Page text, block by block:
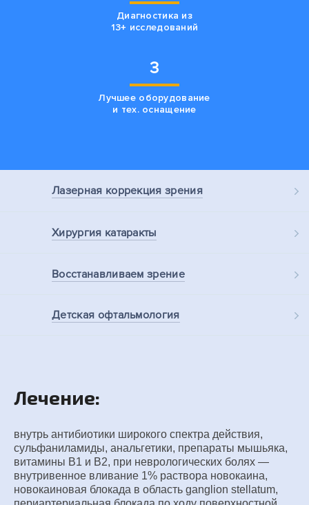
Диагностика из
13+ исследований
3
Лучшее оборудование
и тех. оснащение
Лазерная коррекция зрения
Хирургия катаракты
Восстанавливаемзрение
Детская офтальмология
Лечение:
внутрь антибиотики широкого спектра действия,
сульфаниламиды, анальгетики, препараты мышьяка,
витамины В1 и В2, при неврологических болях —
внутривенное вливание 1% раствора новокаина,
новокаиновая блокада в область ganglion stellatum,